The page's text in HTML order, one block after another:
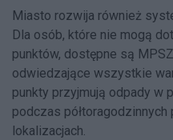
Miasto rozwija również
Dla osób, które nie mogą
punktów, dostępne są
odwiedzające wszystkie
punkty przyjmują odpady w
podczas
lokalizacjach.